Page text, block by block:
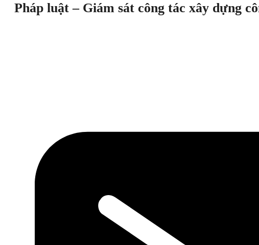
Pháp luật – Giám sát công tác xây dựng